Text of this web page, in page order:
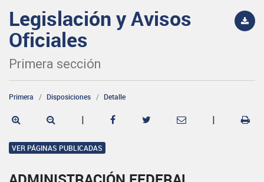
Legislación y Avisos
Oficiales
Primera sección
Primera Disposiciones Detalle
| |
VER PÁGINAS PUBLICADAS